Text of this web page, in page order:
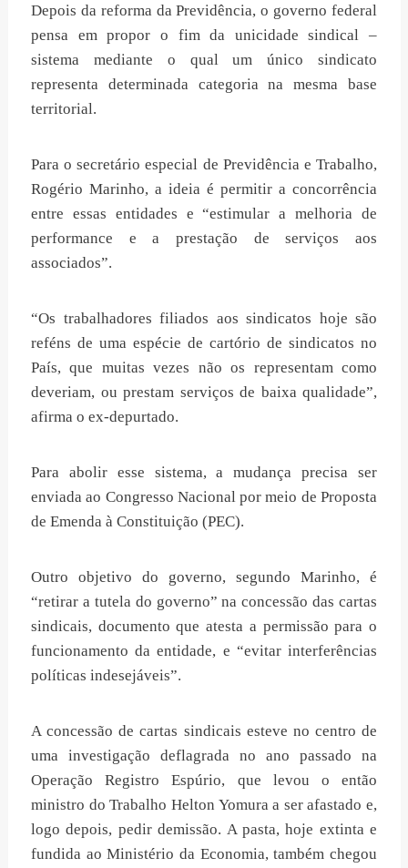
Depois da reforma da Previdência, o governo federal
pensa em propor o fim da unicidade sindical –
sistema mediante o qual um único sindicato
representa determinada categoria na mesma base
territorial.
Para o secretário especial de Previdência e Trabalho,
Rogério Marinho, a ideia é permitir a concorrência
entre essas entidades e “estimular a melhoria de
performance e a prestação de serviços aos
associados”.
“Os trabalhadores filiados aos sindicatos hoje são
reféns de uma espécie de cartório de sindicatos no
País, que muitas vezes não os representam como
deveriam, ou prestam serviços de baixa qualidade”,
afirma o ex-depurtado.
Para abolir esse sistema, a mudança precisa ser
enviada ao Congresso Nacional por meio de Proposta
de Emenda à Constituição (PEC).
Outro objetivo do governo, segundo Marinho, é
“retirar a tutela do governo” na concessão das cartas
sindicais, documento que atesta a permissão para o
funcionamento da entidade, e “evitar interferências
políticas indesejáveis”.
A concessão de cartas sindicais esteve no centro de
uma investigação deflagrada no ano passado na
Operação Registro Espúrio, que levou o então
ministro do Trabalho Helton Yomura a ser afastado e,
logo depois, pedir demissão. A pasta, hoje extinta e
fundida ao Ministério da Economia, também chegou